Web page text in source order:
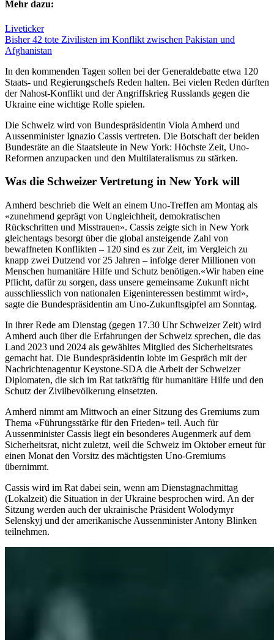
Mehr dazu:
Liveticker
Bisher 42 tote Zivilisten im Konflikt zwischen Pakistan und
Afghanistan
In den kommenden Tagen sollen bei der Generaldebatte etwa 120
Staats- und Regierungschefs Reden halten. Bei vielen Reden dürften
der Nahost-Konflikt und der Angriffskrieg Russlands gegen die
Ukraine eine wichtige Rolle spielen.
Die Schweiz wird von Bundespräsidentin Viola Amherd und
Aussenminister Ignazio Cassis vertreten. Die Botschaft der beiden
Bundesräte an die Staatsleute in New York: Höchste Zeit, Uno-
Reformen anzupacken und den Multilateralismus zu stärken.
Was die Schweizer Vertretung in New York will
Amherd beschrieb die Welt an einem Uno-Treffen am Montag als
«zunehmend geprägt von Ungleichheit, demokratischen
Rückschritten und Misstrauen». Cassis zeigte sich in New York
gleichentags besorgt über die global ansteigende Zahl von
bewaffneten Konflikten – 120 sind es zur Zeit, im Vergleich zu
knapp zwei Dutzend vor 25 Jahren – infolge derer Millionen von
Menschen humanitäre Hilfe und Schutz benötigen.«Wir haben eine
Pflicht, dafür zu sorgen, dass unsere gemeinsame Zukunft nicht
ausschliesslich von nationalen Eigeninteressen bestimmt wird»,
sagte die Bundespräsidentin am Uno-Zukunftsgipfel am Sonntag.
In ihrer Rede am Dienstag (gegen 17.30 Uhr Schweizer Zeit) wird
Amherd auch über die Erfahrungen der Schweiz sprechen, die das
Land 2023 und 2024 als gewähltes Mitglied des Sicherheitsrates
gemacht hat. Die Bundespräsidentin lobte im Gespräch mit der
Nachrichtenagentur Keystone-SDA die Arbeit der Schweizer
Diplomaten, die sich im Rat tatkräftig für humanitäre Hilfe und den
Schutz der Zivilbevölkerung einsetzten.
Amherd nimmt am Mittwoch an einer Sitzung des Gremiums zum
Thema «Führungsstärke für den Frieden» teil. Auch für
Aussenminister Cassis liegt ein besonderes Augenmerk auf dem
Sicherheitsrat, nicht zuletzt, weil die Schweiz im Oktober erneut für
einen Monat den Vorsitz des mächtigsten Uno-Gremiums
übernimmt.
Cassis wird im Rat dabei sein, wenn am Dienstagnachmittag
(Lokalzeit) die Situation in der Ukraine besprochen wird. An der
Sitzung werden auch der ukrainische Präsident Wolodymyr
Selenskyj und der amerikanische Aussenminister Antony Blinken
teilnehmen.